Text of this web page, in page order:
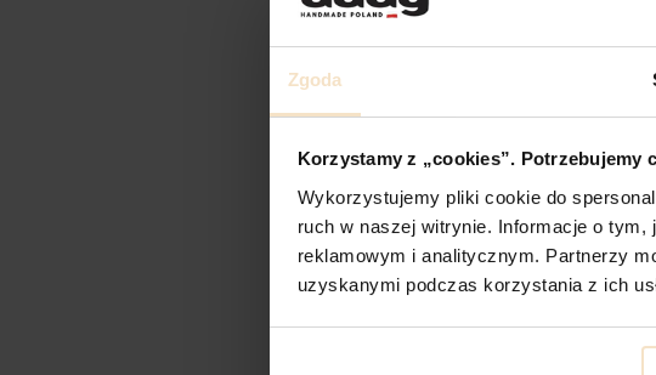
Zgoda
Korzystamy z „cookies”. Potrzebujemy
Wykorzystujemy pliki cookie do
ruch w naszej witrynie. Informacje o
reklamowym i analitycznym. Partnerzy
uzyskanymi podczas korzystania z ich